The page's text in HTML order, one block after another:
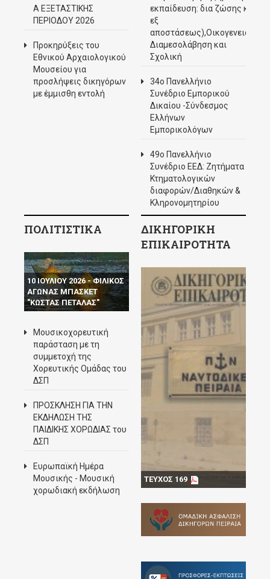
Α ΕΞΕΤΑΣΤΙΚΗΣ
ΠΕΡΙΟΔΟΥ 2026
Προκηρύξεις του
Εθνικού Αρχαιολογικού
Μουσείου για
προσλήψεις δικηγόρων
με έμμισθη εντολή
εκπαίδευση: δια ζώσης και
εξ
αποστάσεως),Οικογενειακή
Διαμεσολάβηση και
Σχολική
34ο Πανελλήνιο
Συνέδριο Εμπορικού
Δικαίου -Σύνδεσμος
Ελλήνων
Εμπορικολόγων
49ο Πανελλήνιο
Συνέδριο ΕΕΔ: Ζητήματα
Κτηματολογικών
διαφορών/Διαθηκών &
Κληρονομητηρίου
ΠΟΛΙΤΙΣΤΙΚΑ
10 ΙΟΥΛΙΟΥ 2026 - ΦΙΛΙΚΟΣ
ΑΓΩΝΑΣ ΜΠΑΣΚΕΤ
"ΚΩΣΤΑΣ ΠΕΤΑΛΑΣ"
Μουσικοχορευτική
παράσταση με τη
συμμετοχή της
Χορευτικής Ομάδας του
ΔΣΠ
ΠΡΟΣΚΛΗΣΗ ΓΙΑ ΤΗΝ
ΕΚΔΗΛΩΣΗ ΤΗΣ
ΠΑΙΔΙΚΗΣ ΧΟΡΩΔΙΑΣ του
ΔΣΠ
Ευρωπαϊκή Ημέρα
Μουσικής - Mουσική
χορωδιακή εκδήλωση
ΔΙΚΗΓΟΡΙΚΗ
ΕΠΙΚΑΙΡΟΤΗΤΑ
ΤΕΥΧΟΣ 169